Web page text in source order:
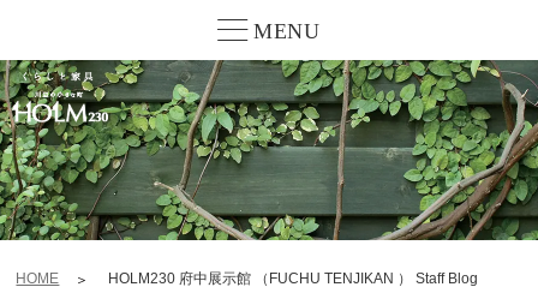
MENU
HOME HOLM230 府中展示館 （FUCHU TENJIKAN ） Staff Blog